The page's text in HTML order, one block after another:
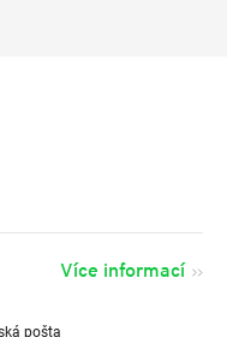
Více informací